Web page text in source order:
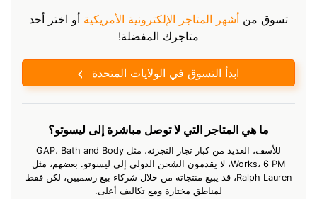
تسوق من أشهر المتاجر الإلكترونية الأمريكية أو اختر أحد
متاجرك المفضلة!
ابدأ التسوق في الولايات المتحدة
ما هي المتاجر التي لا توصل مباشرة إلى ليسوتو؟
للأسف، العديد من كبار تجار التجزئة، مثل GAP، Bath and Body
Works، 6 PM، لا يقدمون الشحن الدولي إلى ليسوتو. بعضهم، مثل
Ralph Lauren، قد يبيع منتجاته من خلال شركاء بيع رسميين، لكن فقط
لمناطق مختارة ومع تكاليف أعلى.